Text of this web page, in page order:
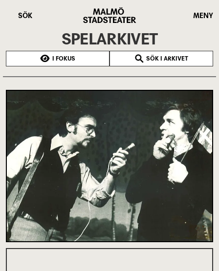
SÖK
Stadsteater
MENY
SPELARKIVET
I FOKUS SÖK I ARKIVET